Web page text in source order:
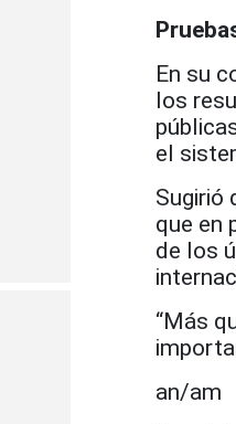
En su
los
el
Sugirió
que en
de los
“Más
an/am